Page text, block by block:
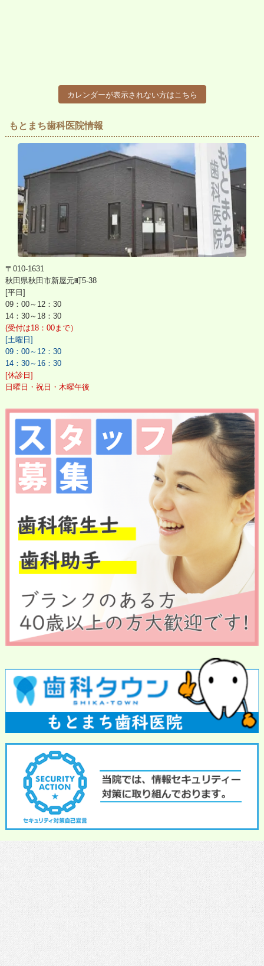
カレンダーが表示されない方はこちら
もとまち歯科医院情報
〒010-1631
秋田県秋田市新屋元町5-38
[平日]
09：00～12：30
14：30～18：30
(受付は18：00まで）
[土曜日]
09：00～12：30
14：30～16：30
[休診日]
日曜日・祝日・木曜午後